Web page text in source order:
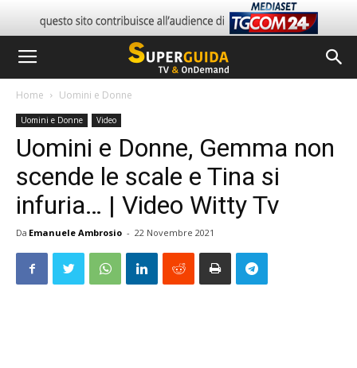
Home Uomini e Donne
Uomini e Donne Video
Uomini e Donne, Gemma non
scende le scale e Tina si
infuria… | Video Witty Tv
Da Emanuele Ambrosio - 22 Novembre 2021